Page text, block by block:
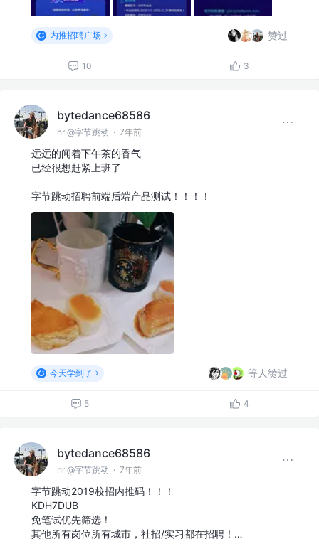
内推招聘广场 赞过
10 3
bytedance68586
hr @字节跳动 · 7年前
远远的闻着下午茶的香气
已经很想赶紧上班了
字节跳动招聘前端后端产品测试！！！！
今天学到了 等人赞过
5 4
bytedance68586
hr @字节跳动 · 7年前
字节跳动2019校招内推码！！！
KDH7DUB
免笔试优先筛选！
其他所有岗位所有城市，社招/实习都在招聘！…